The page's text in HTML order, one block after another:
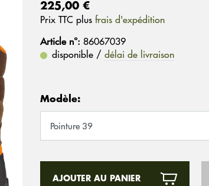
225,00 €
Prix ​​TTC plus frais d'expédition
Article n°: 86067039
disponible / délai de livraison
Modèle:
AJOUTER AU PANIER